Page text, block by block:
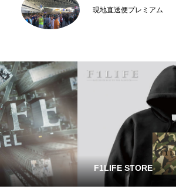
現地直送便プレミアム
F1LIFE STORE